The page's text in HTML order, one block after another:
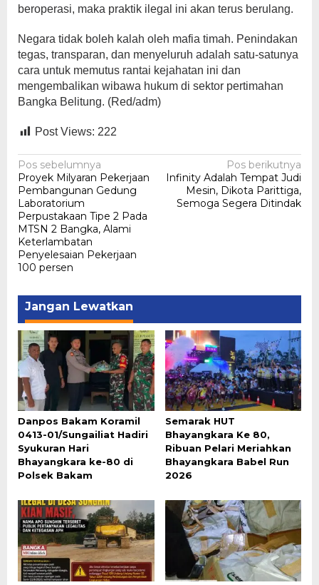
beroperasi, maka praktik ilegal ini akan terus berulang.
Negara tidak boleh kalah oleh mafia timah. Penindakan
tegas, transparan, dan menyeluruh adalah satu-satunya
cara untuk memutus rantai kejahatan ini dan
mengembalikan wibawa hukum di sektor pertimahan
Bangka Belitung. (Red/adm)
Post Views: 222
Navigasi
pos
Pos sebelumnya
Proyek Milyaran Pekerjaan
Pembangunan Gedung
Laboratorium
Perpustakaan Tipe 2 Pada
MTSN 2 Bangka, Alami
Keterlambatan
Penyelesaian Pekerjaan
100 persen
Pos berikutnya
Infinity Adalah Tempat Judi
Mesin, Dikota Parittiga,
Semoga Segera Ditindak
Jangan Lewatkan
Danpos Bakam Koramil
0413-01/Sungailiat Hadiri
Syukuran Hari
Bhayangkara ke-80 di
Polsek Bakam
Semarak HUT
Bhayangkara Ke 80,
Ribuan Pelari Meriahkan
Bhayangkara Babel Run
2026